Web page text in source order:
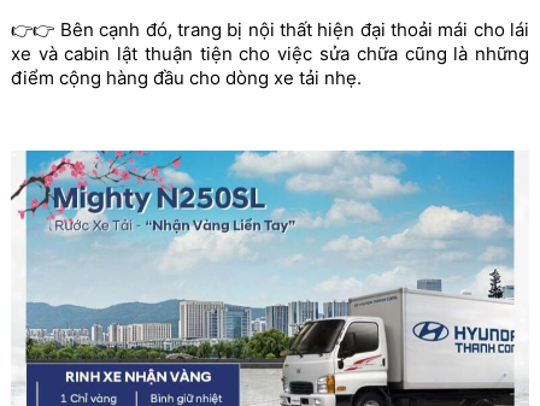
👉👉 Bên cạnh đó, trang bị nội thất hiện đại thoải mái cho lái
xe và cabin lật thuận tiện cho việc sửa chữa cũng là những
điểm cộng hàng đầu cho dòng xe tải nhẹ.